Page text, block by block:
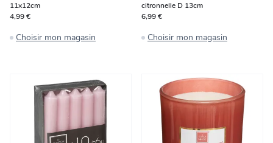
11x12cm
4,99 €
Choisir mon magasin
citronnelle D 13cm
6,99 €
Choisir mon magasin